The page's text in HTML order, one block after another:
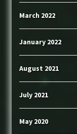
March 2022
January 2022
August 2021
July 2021
May 2020